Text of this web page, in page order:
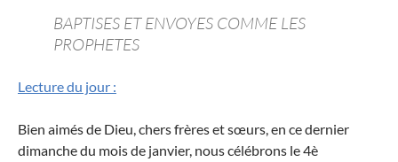
BAPTISES ET ENVOYES COMME LES
PROPHETES
Lecture du jour :
Bien aimés de Dieu, chers frères et sœurs, en ce dernier
dimanche du mois de janvier, nous célébrons le 4è